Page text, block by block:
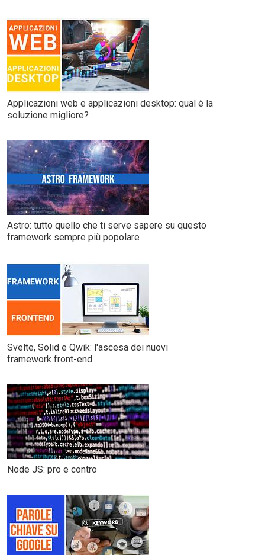
Applicazioni web e applicazioni desktop: qual è la
soluzione migliore?
Astro: tutto quello che ti serve sapere su questo
framework sempre più popolare
Svelte, Solid e Qwik: l'ascesa dei nuovi
framework front-end
Node JS: pro e contro